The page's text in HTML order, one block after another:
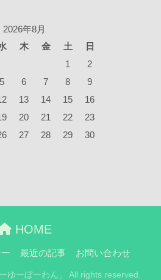
2026年8月
木 金 土
日
1
2
5 6 7 8
9
13 14 15
16
20 21 22
23
27 28 29
30
HOME
最近の記事 お問い合わせ
ゆーぼーわん」 All rights reserved.